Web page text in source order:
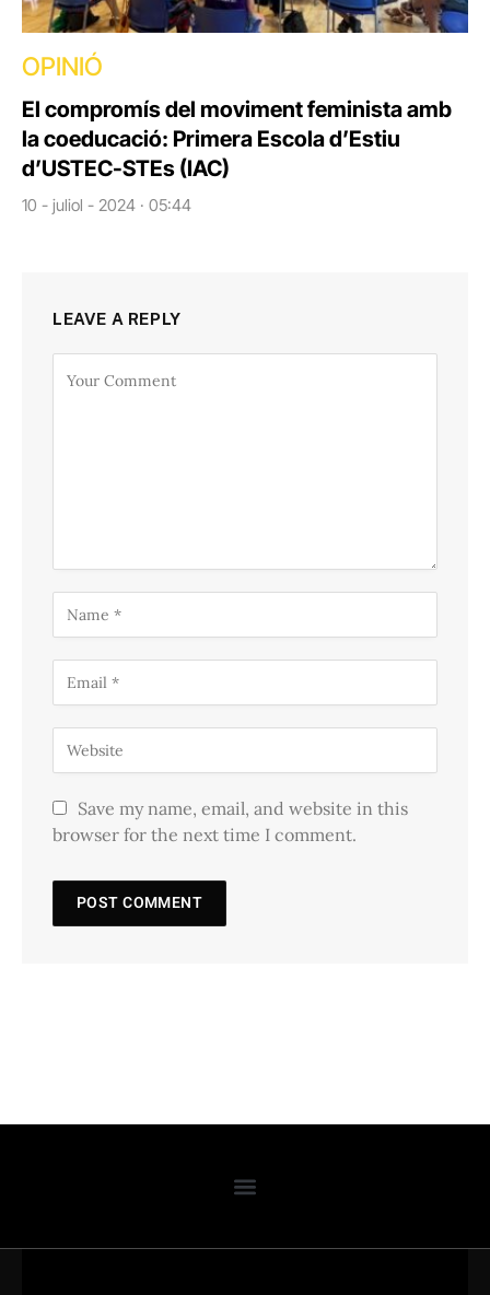
OPINIÓ
El compromís del moviment feminista amb
la coeducació: Primera Escola d’Estiu
d’USTEC-STEs (IAC)
10 - juliol - 2024 · 05:44
LEAVE A REPLY
Save my name, email, and website in this
browser for the next time I comment.